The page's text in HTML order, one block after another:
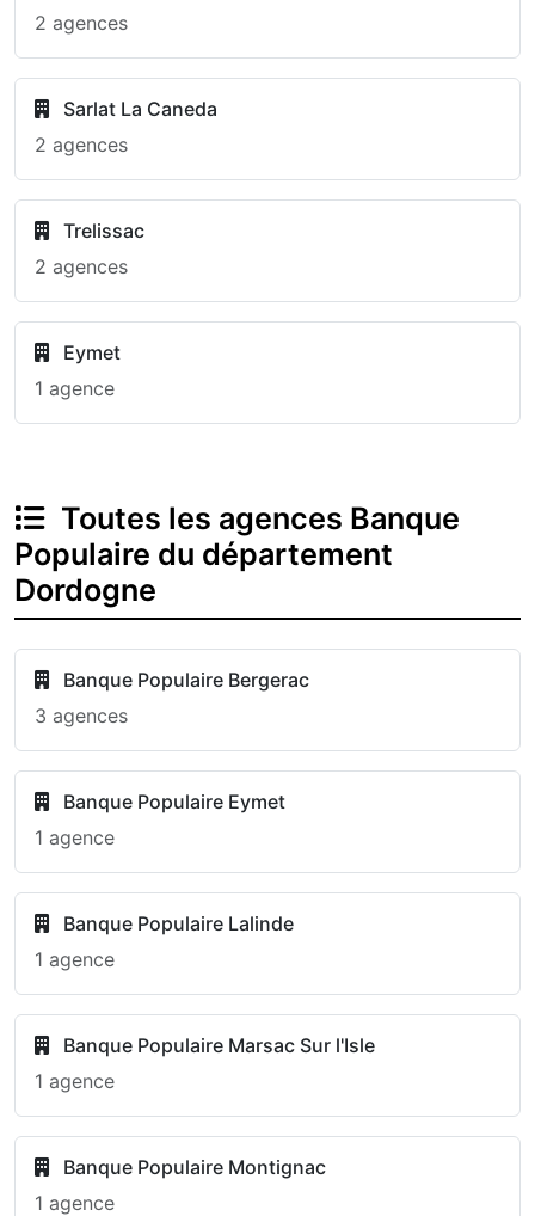
2 agences
Sarlat La Caneda
2 agences
Trelissac
2 agences
Eymet
1 agence
Toutes les agences Banque
Populaire du département
Dordogne
Banque Populaire Bergerac
3 agences
Banque Populaire Eymet
1 agence
Banque Populaire Lalinde
1 agence
Banque Populaire Marsac Sur l'Isle
1 agence
Banque Populaire Montignac
1 agence